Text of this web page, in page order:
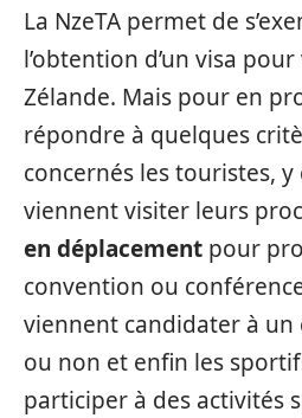
La NzeTA permet de
l’obtention d’un visa
Zélande. Mais pour en
répondre à quelques
concernés les touristes,
viennent visiter leurs
en déplacement pour
convention ou
viennent candidater à
ou non et enfin les
participer à des activités